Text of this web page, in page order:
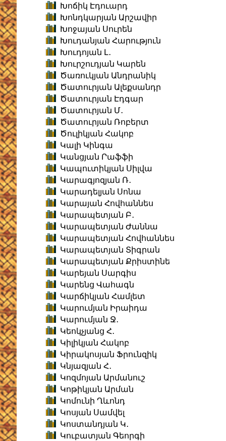
Խոճիկ Էդուարդ
Խոնդկարյան Արշավիր
Խոջայան Սուրեն
Խուդանյան Հարություն
Խուդոյան Լ․
Խուրշուդյան Կարեն
Ծառուկյան Անդրանիկ
Ծատուրյան Ալեքսանդր
Ծատուրյան Էդգար
Ծատուրյան Մ․
Ծատուրյան Ռոբերտ
Ծուլիկյան Հակոբ
Կալի Կինգա
Կանցյան Րաֆֆի
Կապուտիկյան Սիլվա
Կարագյոզյան Ռ․
Կարադելյան Սոնա
Կարայան Հովհաննես
Կարապետյան Բ․
Կարապետյան Ժաննա
Կարապետյան Հովհաննես
Կարապետյան Տիգրան
Կարապետյան Քրիստինե
Կարեյան Սարգիս
Կարենց Վահագն
Կարճիկյան Համլետ
Կարումյան Իրաիդա
Կարումյան Ջ․
Կեոկչյանց Հ․
Կիլիկյան Հակոբ
Կիրակոսյան Ֆրունզիկ
Կնյազյան Հ․
Կոզմոյան Արմանուշ
Կոթիկյան Արման
Կոմունի Ղևոնդ
Կոսյան Սամվել
Կոստանդյան Կ․
Կուբատյան Գեորգի